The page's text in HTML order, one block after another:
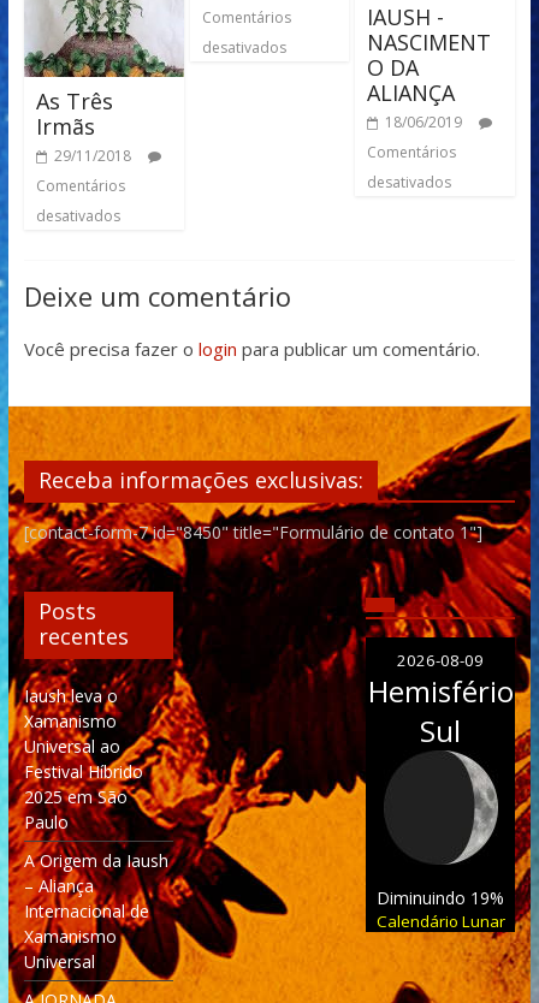
As Três
Irmãs
29/11/2018
Comentários
desativados
Comentários
desativados
IAUSH -
NASCIMENT
O DA
ALIANÇA
18/06/2019
Comentários
desativados
Deixe um comentário
Você precisa fazer o login para publicar um comentário.
Receba informações exclusivas:
[contact-form-7 id="8450" title="Formulário de contato 1"]
Posts
recentes
Iaush leva o
Xamanismo
Universal ao
Festival Híbrido
2025 em São
Paulo
A Origem da Iaush
– Aliança
Internacional de
Xamanismo
Universal
2026-08-09
Hemisfério
Sul
Diminuindo 19%
Calendário Lunar